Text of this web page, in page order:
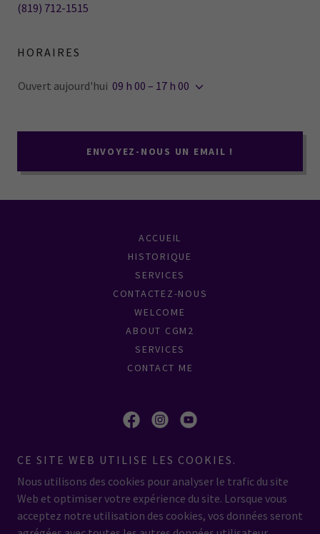
(819) 712-1515
HORAIRES
Ouvert aujourd'hui 09 h 00 – 17 h 00
ENVOYEZ-NOUS UN EMAIL !
ACCUEIL
HISTORIQUE
SERVICES
CONTACTEZ-NOUS
WELCOME
ABOUT CGM2
SERVICES
CONTACT ME
cgm2
1548, route 148, Luskville (QC) CA, J0X 2G0
(819) 712-1515
CE SITE WEB UTILISE LES COOKIES.
Nous utilisons des cookies pour analyser le trafic du site
Web et optimiser votre expérience du site. Lorsque vous
acceptez notre utilisation des cookies, vos données seront